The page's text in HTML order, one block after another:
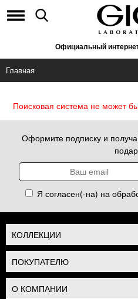
Официальный
Главная
Поисковая система не может
Оформите подписку и
Я согласен(-на) на
КОЛЛЕКЦИИ
ПОКУПАТЕЛЮ
О КОМПАНИИ